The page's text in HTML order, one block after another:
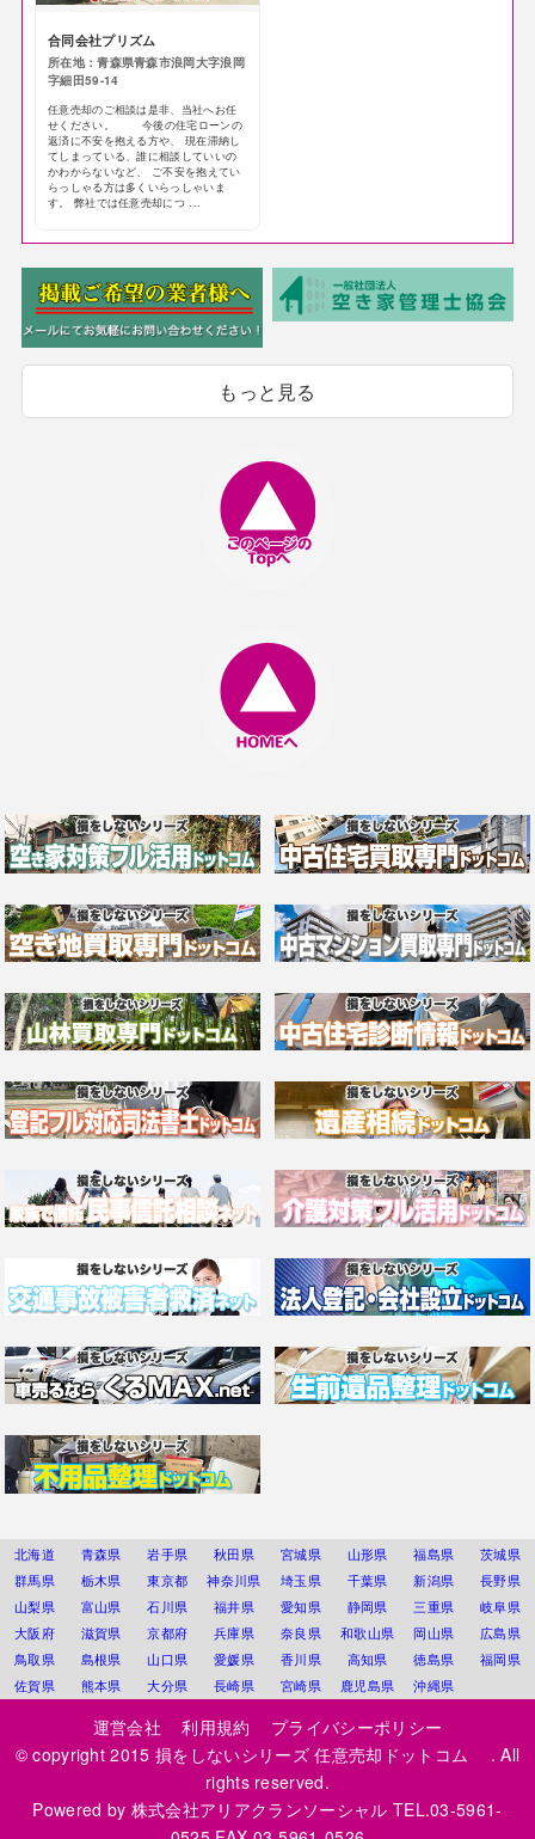
合同会社プリズム
所在地：青森県青森市浪岡大字浪岡
字細田59-14
任意売却のご相談は是非、当社へお任
せください。 今後の住宅ローンの
返済に不安を抱える方や、 現在滞納し
てしまっている、誰に相談していいの
かわからないなど、 ご不安を抱えてい
らっしゃる方は多くいらっしゃいま
す。 弊社では任意売却につ ...
もっと見る
北海道 青森県 岩手県 秋田県 宮城県 山形県 福島県
茨城県
群馬県
栃木県 東京都 神奈川県 埼玉県 千葉県 新潟県
長野県
山梨県
富山県 石川県 福井県 愛知県 静岡県 三重県
岐阜県
大阪府
滋賀県 京都府 兵庫県 奈良県 和歌山県 岡山県
広島県
鳥取県
島根県 山口県 愛媛県 香川県 高知県 徳島県
福岡県
佐賀県
熊本県 大分県 長崎県 宮崎県 鹿児島県 沖縄県
運営会社 利用規約
プライバシーポリシー
© copyright 2015損をしないシリーズ 任意売却ドットコム
. All
rights reserved.
Powered by 株式会社アリアクランソーシャル TEL.03-5961-